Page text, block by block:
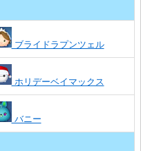
ブライドラプンツェル
ホリデーベイマックス
バニー